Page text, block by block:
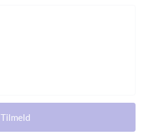
Tilmeld